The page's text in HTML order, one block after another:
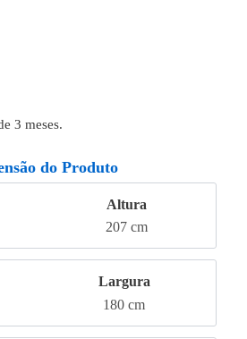
3 meses.
do Produto
Altura
207 cm
Largura
180 cm